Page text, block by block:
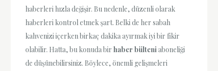
haberleri hızla değişir. Bu nedenle, düzenli olarak
haberleri kontrol etmek şart. Belki de her sabah
kahvenizi içerken birkaç dakika ayırmak iyi bir fikir
olabilir. Hatta, bu konuda birhaber bülteni aboneliği
de düşünebilirsiniz. Böylece, önemli gelişmeleri